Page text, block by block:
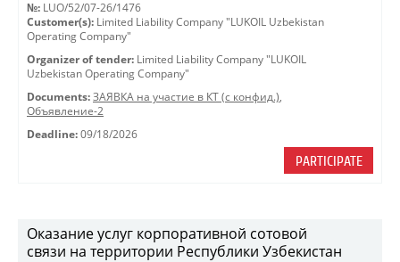
№: LUO/52/07-26/1476
Customer(s): Limited Liability Company "LUKOIL Uzbekistan
Operating Company"
Organizer of tender: Limited Liability Company "LUKOIL
Uzbekistan Operating Company"
Documents: ЗАЯВКА на участие в КТ (с конфид.),
Объявление-2
Deadline: 09/18/2026
PARTICIPATE
Оказание услуг корпоративной сотовой
связи на территории Республики Узбекистан